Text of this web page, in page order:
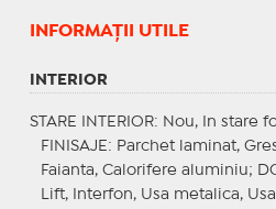
INFORMAŢII UTILE
INTERIOR
STARE INTERIOR: Nou, In stare
FINISAJE : Parchet laminat,
Faianta, Calorifere aluminiu;
Lift, Interfon, Usa metalica,